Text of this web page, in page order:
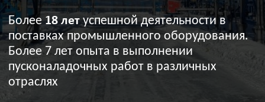
Главная | ПНР и ШМР
КОМПЕТЕНЦИИ В ПНР